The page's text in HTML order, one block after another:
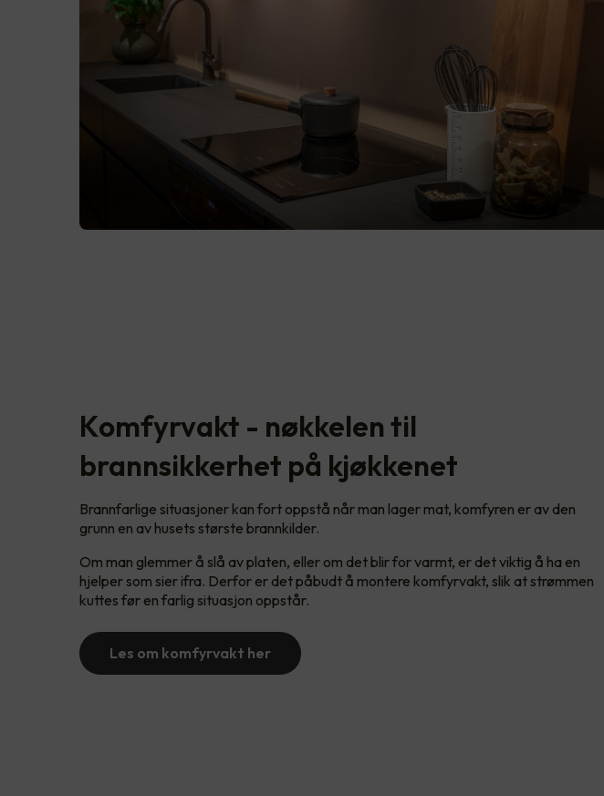
Komfyrvakt - nøkkelen til
brannsikkerhet på kjøkkenet
Brannfarlige situasjoner kan fort oppstå når man lager mat, komfyren er av den
grunn en av husets største brannkilder.
Om man glemmer å slå av platen, eller om det blir for varmt, er det viktig å ha en
hjelper som sier ifra. Derfor er det påbudt å montere komfyrvakt, slik at strømmen
kuttes før en farlig situasjon oppstår.
Les om komfyrvakt her